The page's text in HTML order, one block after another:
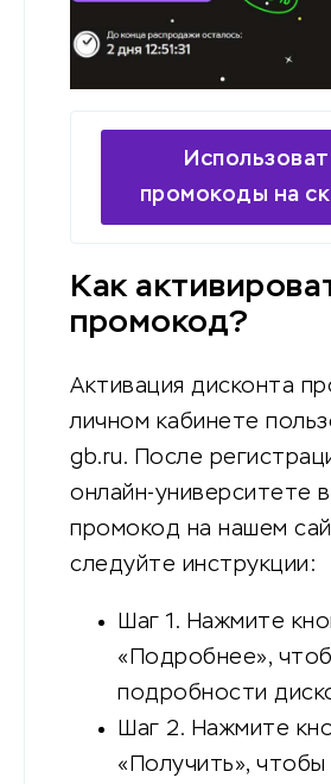
промокоды на
Как
промокод?
Активация дисконта
личном кабинете
gb.ru. После
онлайн-университете
промокод на нашем
следуйте инструкции:
Шаг 1. Нажмите
«Подробнее»,
подробности
Шаг 2. Нажмите
«Получить», чтобы